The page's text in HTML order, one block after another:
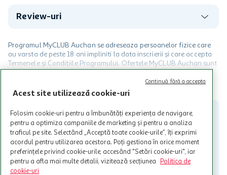
Review-uri
Programul MyCLUB Auchan se adreseaza persoanelor fizice care
au varsta de peste 18 ani impliniti la data inscrierii și care accepta
Termenele și Condițiile Programului. Ofertele MyCLUB Auchan sunt
limita a 12 unitati / card client o singura data in perioada promotiei.
Cardul poate fi utilizat doar in legatura cu magazinele Auchan
nu poate fi utilizat in legatura cu alti comercianți sau pentru alte
activitati in afara celor mentionate in Termene si Conditii. Auchan
nu raspunde pentru imposibilitatea utilizarii Cardului in perioada in
care aceste este suspendat sau in perioada in care sunt efectuate
intretineri sau reparatii tehnice la sistemul de utilizarea al Cardului.
CITESTE MAI MULT
Contacteaza-ne!
Acest site utilizează cookie-uri
Folosim cookie-uri pentru a îmbunătăți experiența de navigare,
pentru a optimiza campaniile de marketing și pentru a analiza
traficul pe site. Selectând „Acceptă toate cookie-urile”, îți exprimi
acordul pentru utilizarea acestora. Poți gestiona în orice moment
preferințele privind cookie-urile, accesând "Setări cookie-uri", iar
pentru a afla mai multe detalii, vizitează secțiunea
Politica de
cookie-uri
Continuă fără a accepta